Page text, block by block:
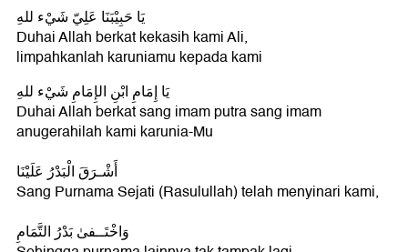
يَا حَبِيْبَنَا عَلِيّ شَيْء للهِ
Duhai Allah berkat kekasih kami Ali,
limpahkanlah karuniamu kepada kami
يَا إِمَامِ ابْنِ الإِمَامِ شَيْء للهِ
Duhai Allah berkat sang imam putra sang imam
anugerahilah kami karunia-Mu
أَشْـرَقَ الْبَدْرُ عَلَيْنَا
Sang Purnama Sejati (Rasulullah) telah menyinari kami,
وَاخْتَــفىٰ بَدْرُ التَّمَامِ